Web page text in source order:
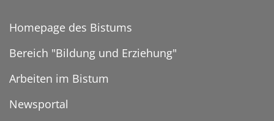
Homepage des Bistums
Bereich "Bildung und Erziehung"
Arbeiten im Bistum
Newsportal